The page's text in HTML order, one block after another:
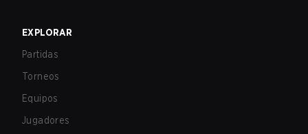
EXPLORAR
Partidas
Torneos
Equipos
Jugadores